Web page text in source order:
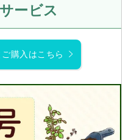
ービス
購入はこちら